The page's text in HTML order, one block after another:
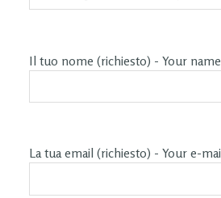
Il tuo nome (richiesto) - Your name
La tua email (richiesto) - Your e-mail